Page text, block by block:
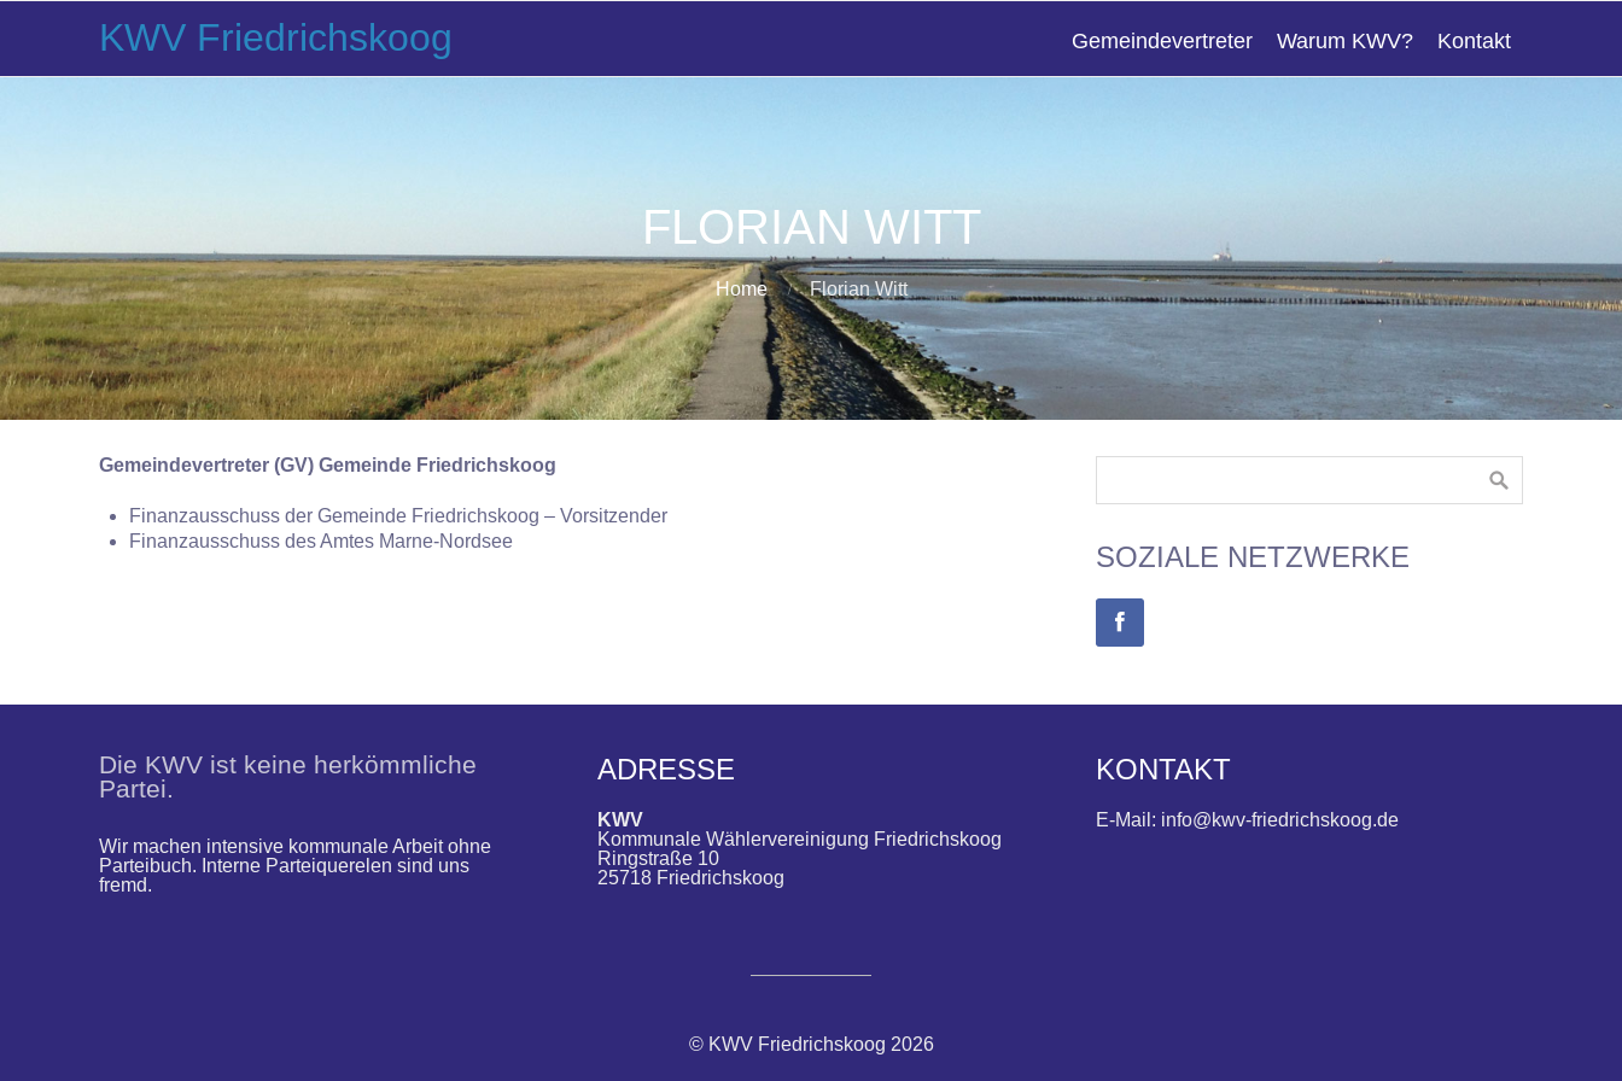
KWV Friedrichskoog Gemeindevertreter Warum KWV? Kontakt
FLORIAN WITT
Home Florian Witt
Gemeindevertreter (GV) Gemeinde Friedrichskoog
Finanzausschuss der Gemeinde Friedrichskoog – Vorsitzender
Finanzausschuss des Amtes Marne-Nordsee
SOZIALE NETZWERKE
Die KWV ist keine herkömmliche
Partei.
Wir machen intensive kommunale Arbeit ohne
Parteibuch. Interne Parteiquerelen sind uns
fremd.
ADRESSE
KWV
Kommunale Wählervereinigung Friedrichskoog
Ringstraße 10
25718 Friedrichskoog
KONTAKT
E-Mail: info@kwv-friedrichskoog.de
© KWV Friedrichskoog 2026